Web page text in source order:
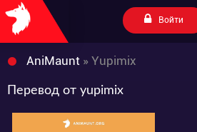
Войти
AniMaunt » Yupimix
Перевод от yupimix